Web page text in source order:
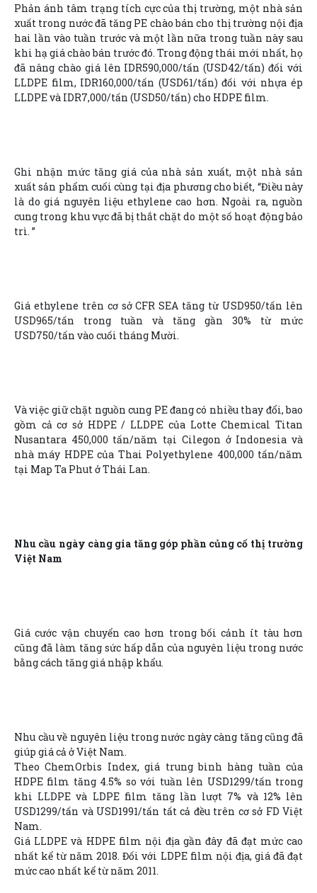
Phản ánh tâm trạng tích cực của thị trường, một nhà sản
xuất trong nước đã tăng PE chào bán cho thị trường nội địa
hai lần vào tuần trước và một lần nữa trong tuần này sau
khi hạ giá chào bán trước đó. Trong động thái mới nhất, họ
đã nâng chào giá lên IDR590,000/tấn (USD42/tấn) đối với
LLDPE film, IDR160,000/tấn (USD61/tấn) đối với nhựa ép
LLDPE và IDR7,000/tấn (USD50/tấn) cho HDPE film.
Ghi nhận mức tăng giá của nhà sản xuất, một nhà sản
xuất sản phẩm cuối cùng tại địa phương cho biết, “Điều này
là do giá nguyên liệu ethylene cao hơn. Ngoài ra, nguồn
cung trong khu vực đã bị thắt chặt do một số hoạt động bảo
trì. ”
Giá ethylene trên cơ sở CFR SEA tăng từ USD950/tấn lên
USD965/tấn trong tuần và tăng gần 30% từ mức
USD750/tấn vào cuối tháng Mười.
Và việc giữ chặt nguồn cung PE đang có nhiều thay đổi, bao
gồm cả cơ sở HDPE / LLDPE của Lotte Chemical Titan
Nusantara 450,000 tấn/năm tại Cilegon ở Indonesia và
nhà máy HDPE của Thai Polyethylene 400,000 tấn/năm
tại Map Ta Phut ở Thái Lan.
Nhu cầu ngày càng gia tăng góp phần củng cố thị trường
Việt Nam
Giá cước vận chuyển cao hơn trong bối cảnh ít tàu hơn
cũng đã làm tăng sức hấp dẫn của nguyên liệu trong nước
bằng cách tăng giá nhập khẩu.
Nhu cầu về nguyên liệu trong nước ngày càng tăng cũng đã
giúp giá cả ở Việt Nam.
Theo ChemOrbis Index, giá trung bình hàng tuần của
HDPE film tăng 4.5% so với tuần lên USD1299/tấn trong
khi LLDPE và LDPE film tăng lần lượt 7% và 12% lên
USD1299/tấn và USD1991/tấn tất cả đều trên cơ sở FD Việt
Nam.
Giá LLDPE và HDPE film nội địa gần đây đã đạt mức cao
nhất kể từ năm 2018. Đối với LDPE film nội địa, giá đã đạt
mức cao nhất kể từ năm 2011.